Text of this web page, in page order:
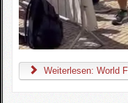
Weiterlesen: World